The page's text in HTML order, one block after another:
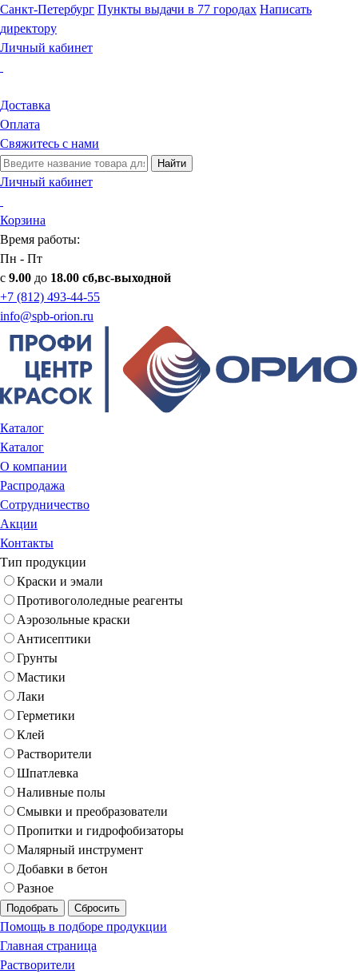
Санкт-Петербург Пункты выдачи в 77 городах Написать
директору
Личный кабинет
Доставка
Оплата
Свяжитесь с нами
Найти
Личный кабинет
Корзина
Время работы:
Пн - Пт
с 9.00 до 18.00 сб,вс-выходной
+7 (812) 493-44-55
info@spb-orion.ru
Каталог
Каталог
О компании
Распродажа
Сотрудничество
Акции
Контакты
Тип продукции
Краски и эмали
Противогололедные реагенты
Аэрозольные краски
Антисептики
Грунты
Мастики
Лаки
Герметики
Клей
Растворители
Шпатлевка
Наливные полы
Смывки и преобразователи
Пропитки и гидрофобизаторы
Малярный инструмент
Добавки в бетон
Разное
Подобрать Сбросить
Помощь в подборе продукции
Главная страница
Растворители